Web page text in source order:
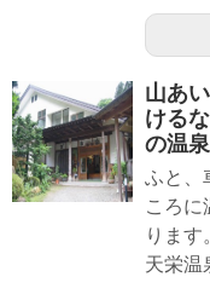
山あ
ける
の温泉
ふと、
ころに
ります
天栄